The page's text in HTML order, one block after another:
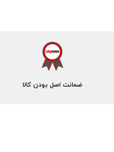
ضمانت اصل بودن کالا